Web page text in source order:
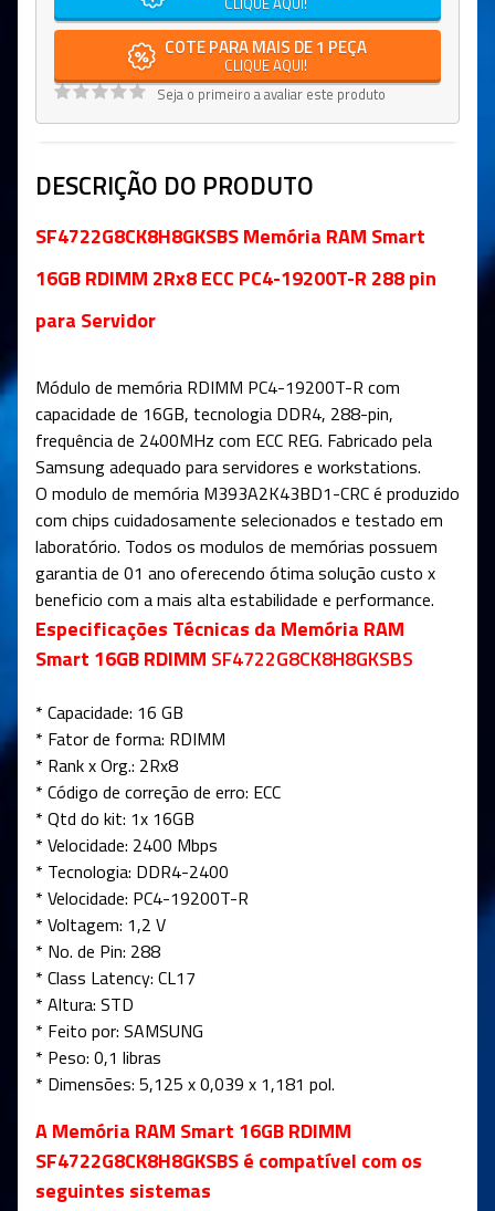
COTE PARA MAIS DE 1 PEÇA
CLIQUE AQUI!
Seja o primeiro a avaliar este produto
DESCRIÇÃO DO PRODUTO
SF4722G8CK8H8GKSBS Memória RAM Smart
16GB RDIMM 2Rx8 ECC PC4-19200T-R 288 pin
para Servidor
Módulo de memória RDIMM PC4-19200T-R com
capacidade de 16GB, tecnologia DDR4, 288-pin,
frequência de 2400MHz com ECC REG. Fabricado pela
Samsung adequado para servidores e workstations.
O modulo de memória M393A2K43BD1-CRC é produzido
com chips cuidadosamente selecionados e testado em
laboratório. Todos os modulos de memórias possuem
garantia de 01 ano oferecendo ótima solução custo x
beneficio com a mais alta estabilidade e performance.
Especificações Técnicas da Memória RAM
Smart 16GB RDIMM SF4722G8CK8H8GKSBS
* Capacidade: 16 GB
* Fator de forma: RDIMM
* Rank x Org.: 2Rx8
* Código de correção de erro: ECC
* Qtd do kit: 1x 16GB
* Velocidade: 2400 Mbps
* Tecnologia: DDR4-2400
* Velocidade: PC4-19200T-R
* Voltagem: 1,2 V
* No. de Pin: 288
* Class Latency: CL17
* Altura: STD
* Feito por: SAMSUNG
* Peso: 0,1 libras
* Dimensões: 5,125 x 0,039 x 1,181 pol.
A Memória RAM Smart 16GB RDIMM
SF4722G8CK8H8GKSBS é compatível com os
seguintes sistemas